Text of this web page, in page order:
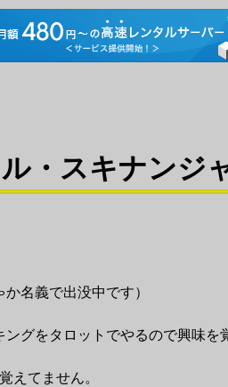
・スキナンジ
名義で出没中です）
グをタロットでやるので興味を
えてません。